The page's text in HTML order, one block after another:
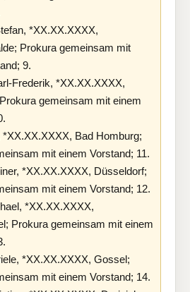
*XX.XX.XXXX,
Prokura gemeinsam mit
9.
Frederik, *XX.XX.XXXX,
gemeinsam mit einem
*XX.XX.XXXX, Bad Homburg;
mit einem Vorstand; 11.
*XX.XX.XXXX, Düsseldorf;
mit einem Vorstand; 12.
*XX.XX.XXXX,
Prokura gemeinsam mit einem
*XX.XX.XXXX, Gossel;
mit einem Vorstand; 14.